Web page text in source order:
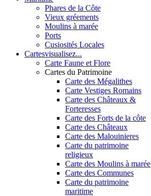
Phares de la Côte
Vieux gréements
Moulins à marée
Ports
Cusiosités Locales
Cartesvisualisez...
Carte Faune et Flore
Cartes du Patrimoine
Carte des Mégalithes
Carte Vestiges Romains
Carte des Châteaux &
Forteresses
Carte des Forts de la côte
Carte des Châteaux
Carte des Malouinieres
Carte du patrimoine
religieux
Carte des Moulins à marée
Carte des Communes
Carte du patrimoine
maritime